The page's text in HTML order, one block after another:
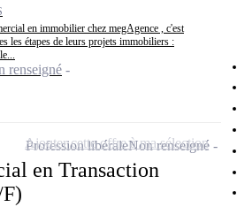
en immobilier chez megAgence , c'est
les étapes de leurs projets immobiliers :
renseigné
en Transaction
Profession libéraleNon renseigné
Ajouter cette offre à ma sélection